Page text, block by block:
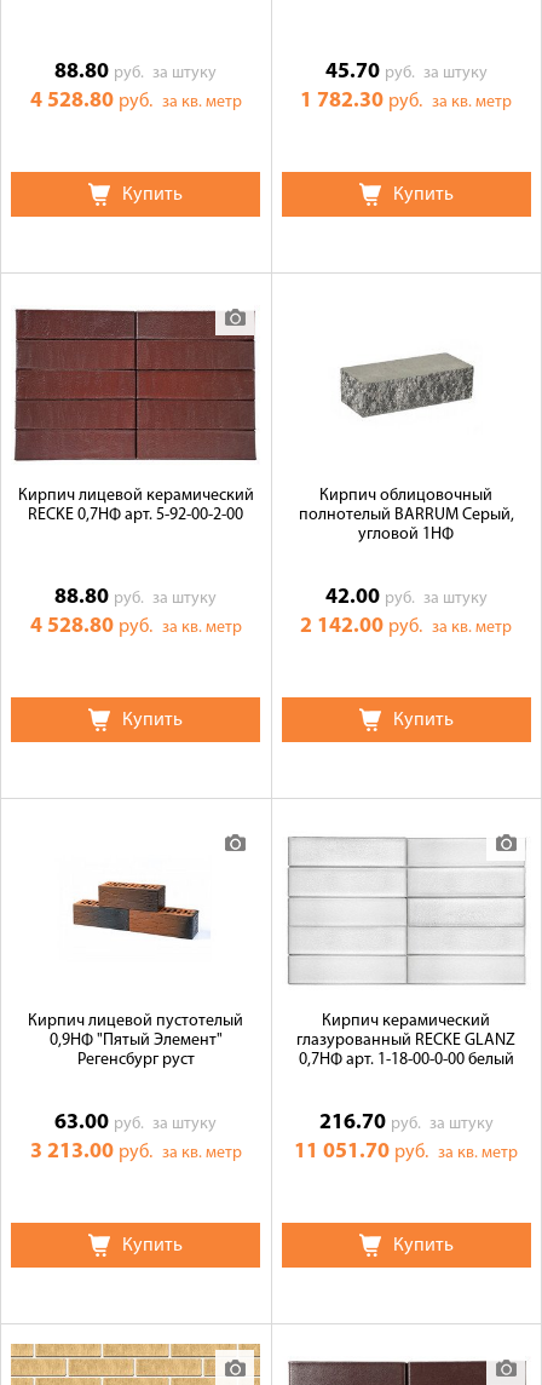
88.80 руб.за штуку
4 528.80 руб. за кв. метр
Купить
45.70 руб. за штуку
1 782.30 руб.за кв. метр
Купить
Кирпич лицевой керамический
RECKE 0,7НФ арт. 5-92-00-2-00
88.80 руб.за штуку
4 528.80 руб. за кв. метр
Купить
Кирпич облицовочный
полнотелый BARRUM Серый,
угловой 1НФ
42.00 руб. за штуку
2 142.00 руб.за кв. метр
Купить
Кирпич лицевой пустотелый
0,9НФ "Пятый Элемент"
Регенсбург руст
63.00 руб.за штуку
3 213.00 руб. за кв. метр
Купить
Кирпич керамический
глазурованный RECKE GLANZ
0,7НФ арт. 1-18-00-0-00 белый
216.70 руб. за штуку
11 051.70 руб.за кв. метр
Купить